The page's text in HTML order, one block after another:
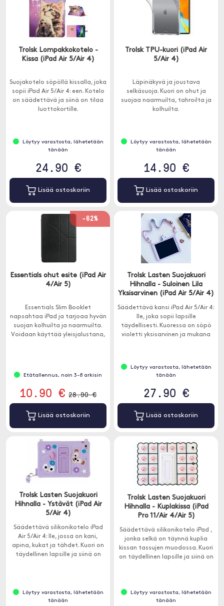
Trolsk Lompakkokotelo -
Kissa (iPad Air 5/Air 4)
Suojakotelo söpöllä kissalla, joka
sopii iPad Air 5/Air 4: een. Kotelo
on säädettävä ja siinä on tilaa
luottokortille.
Löytyy varastosta, lähetetään
tänään
24.90 €
Lisää ostoskoriin
Trolsk TPU-kuori (iPad Air
5/Air 4)
Läpinäkyvä ja joustava
selkäsuoja. Kuori on ohut ja
suojaa naarmuilta, tahroilta ja
kolhuilta.
Löytyy varastosta, lähetetään
tänään
14.90 €
Lisää ostoskoriin
-62%
Essentials ohut esite (iPad Air
4/Air 5)
Essentials Slim Booklet
napsahtaa iPad ja tarjoaa hyvän
suojan kolhuilta ja naarmuilta.
Voidaan käyttää yleisjalustana,
Etätallennus, noin 3-8 arkisin
10.90 € 28.90 €
Lisää ostoskoriin
Trolsk Lasten Suojakuori
Hihnalla - Suloinen Lila
Yksisarvinen (iPad Air 5/Air 4)
Säädettävä kansi iPad Air 5/Air 4:
lle, joka sopii lapsille
täydellisesti. Kuoressa on söpö
violetti yksisarvinen ja mukana
Löytyy varastosta, lähetetään
tänään
27.90 €
Lisää ostoskoriin
Trolsk Lasten Suojakuori
Hihnalla - Ystävät (iPad Air
5/Air 4)
Säädettävä silikonikotelo iPad
Air 5/Air 4: lle, jossa on kani,
apina, kukat ja tähdet. Kuori on
täydellinen lapsille ja siinä on
Löytyy varastosta, lähetetään
tänään
Trolsk Lasten Suojakuori
Hihnalla - Kuplakissa (iPad
Pro 11/Air 4/Air 5)
Säädettävä silikonikotelo iPad ,
jonka selkä on täynnä kuplia
kissan tassujen muodossa. Kuori
on täydellinen lapsille ja siinä on
Löytyy varastosta, lähetetään
tänään